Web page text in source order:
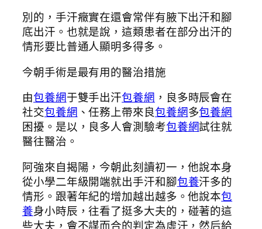
別的，手汗癥實在還會常伴有腋下出汗和腳
底出汗。也就是說，這類患者在部分出汗的
情形要比普通人顯明多得多。
今朝手術是最有用的醫治措施
由包養網于雙手出汗包養網 ，良多時辰會在
社交包養網 、任務上帶來良包養網多包養網
困擾。是以，良多人會測驗考包養網試往就
醫往醫治。
阿強來自揭陽，今朝此刻讀初一，他說本身
從小學二年級開端就出手汗和腳包養汗多的
情形。跟著年紀的增加越出越多。他說本包
養身小時辰，往看了挺多大夫的，碰著的這
些大夫，會不謀而合的判定為虛汗，然后給